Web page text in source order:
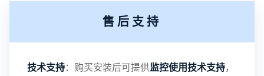
4：优化离线云储存服务器相册照片文件夹路径问题
售后支持
技术支持：购买安装后可提供监控使用技术支持，